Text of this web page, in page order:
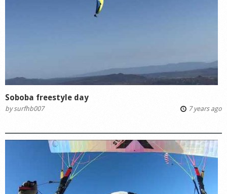
Soboba freestyle day
by surfhb007 7 years ago